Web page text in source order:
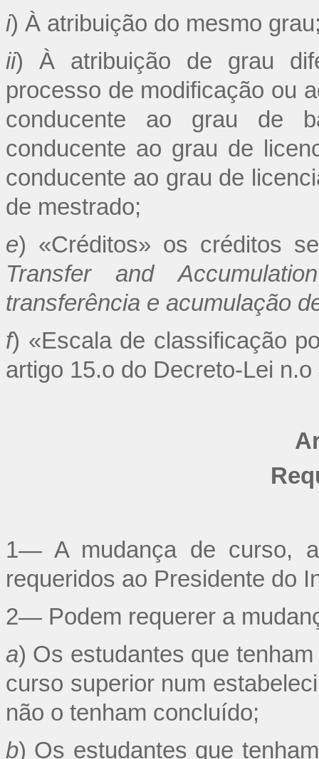
i) À atribuição do mesmo
ii) À atribuição de grau
processo de modificação ou
conducente ao grau de
conducente ao grau de
conducente ao grau de
de mestrado;
e) «Créditos» os créditos
Transfer and
transferência e acumulação
f) «Escala de classificação
artigo 15.o do Decreto-Lei
1— A mudança de curso,
requeridos ao Presidente do
2— Podem requerer a
a) Os estudantes que
curso superior num
não o tenham concluído;
b) Os estudantes que